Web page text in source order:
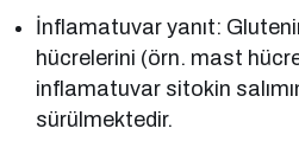
İnflamatuvar yanıt: Glutenin
hücrelerini (örn. mast
inflamatuvar sitokin
sürülmektedir.